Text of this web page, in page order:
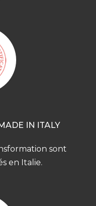
IN ITALY
sont
en Italie.